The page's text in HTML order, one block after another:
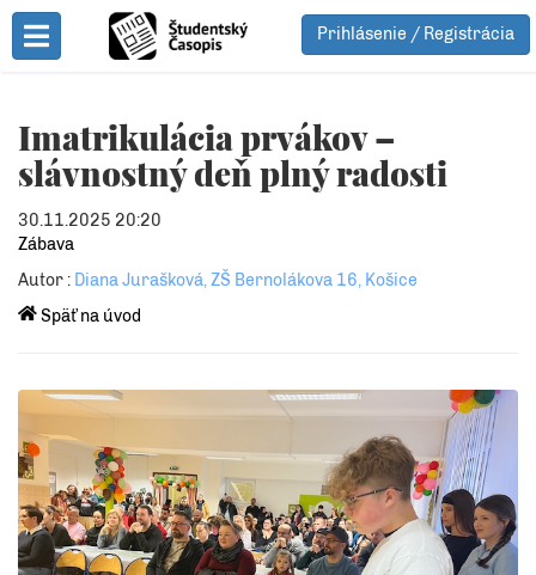
Toggle Menu
Prihlásenie / Registrácia
Imatrikulácia prvákov –
slávnostný deň plný radosti
30.11.2025 20:20
Zábava
Autor : Diana Jurašková, ZŠ Bernolákova 16, Košice
Späť na úvod